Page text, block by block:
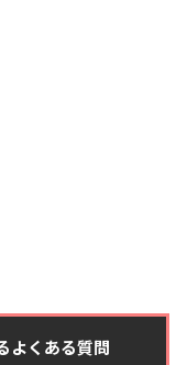
よくある質問